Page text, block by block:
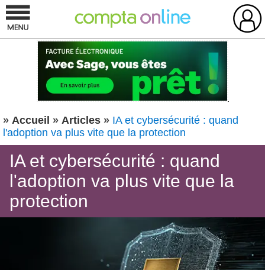
» Accueil » Articles » IA et cybersécurité : quand
l'adoption va plus vite que la protection
IA et cybersécurité : quand
l'adoption va plus vite que la
protection